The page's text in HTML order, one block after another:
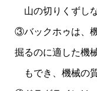
山の切りくずし
③バックホゥは、
掘るのに適した機
もでき、機械の